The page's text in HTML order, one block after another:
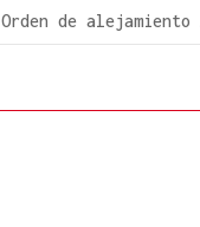
Orden de